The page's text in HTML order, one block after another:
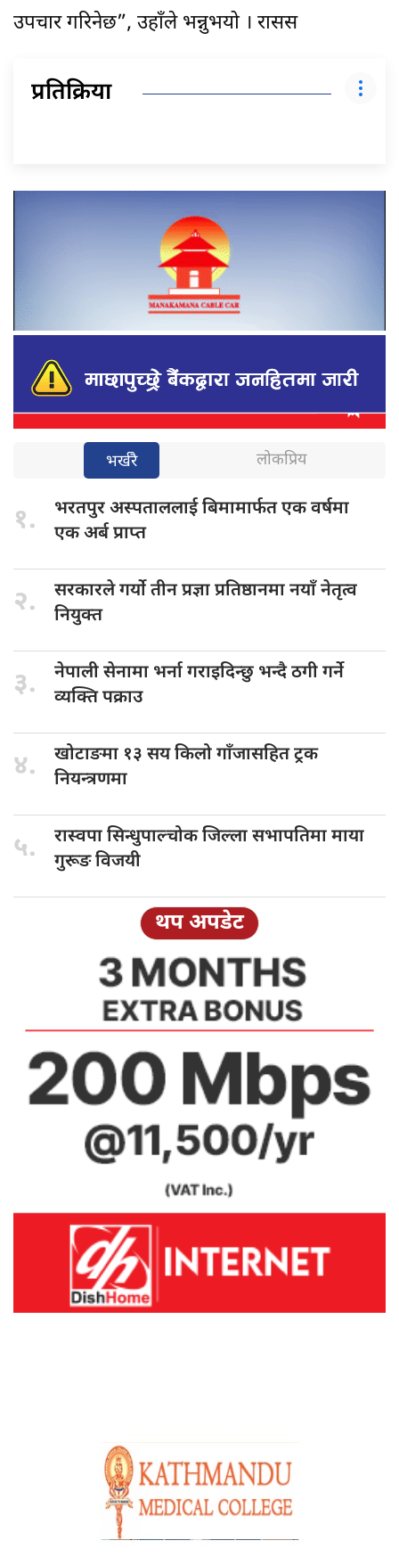
उपचार गरिनेछ”, उहाँले भन्नुभयो । रासस
प्रतिक्रिया
भर्खरै लोकप्रिय
१. भरतपुर अस्पताललाईबिमामार्फत एक वर्षमा
एक अर्ब प्राप्त
२. सरकारले गर्योतीन प्रज्ञा प्रतिष्ठानमा नयाँ नेतृत्व
नियुक्त
३. नेपाली सेनामा भर्ना गराइदिन्छु भन्दै ठगी गर्ने
व्यक्ति पक्राउ
४. खोटाङमा १३ सय किलो गाँजासहित ट्रक
नियन्त्रणमा
५. रास्वपा सिन्धुपाल्चोकजिल्ला सभापतिमा माया
गुरूङ विजयी
थप अपडेट